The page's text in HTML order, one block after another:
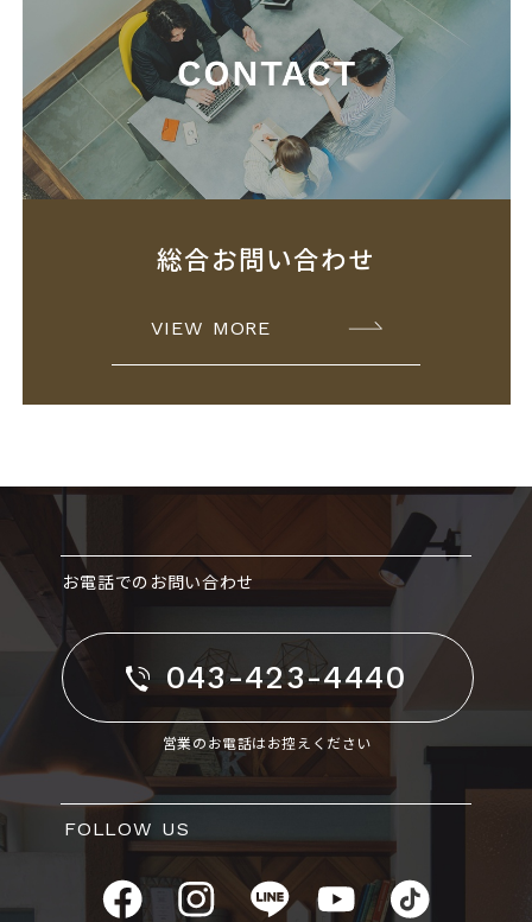
総合お問い合わせ
VIEW MORE
お電話でのお問い合わせ
043-423-4440
営業のお電話はお控えください
FOLLOW US